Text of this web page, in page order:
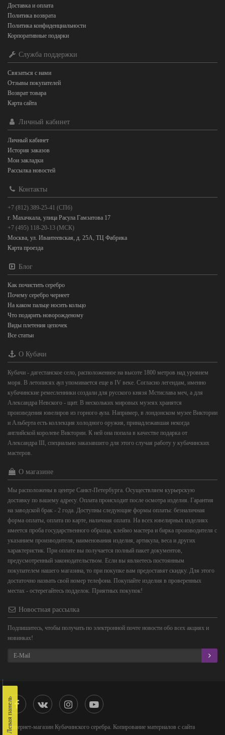
Доставка и оплата
Политика возврата
Политика конфиденциальности
Корпоративные подарки
Служба поддержки
Связаться с нами
Отзывы покупателей
Возврат товара
Карта сайта
Личный кабинет
Личный кабинет
История заказов
Мои закладки
Рассылка новостей
Контакты
+7 (812) 389-25-41 (СПб)
г. Махачкала, улица Расула Гамзатова 17
+7 (495) 118-20-13 (МСК)
Москва, ул. Ивантеевская, д. 25А, ТЦ Фабрика
Карта проезда
Блог
Как почистить серебро
Почему серебро чернеет
На каком пальце носить кольцо
Что подарить новорожденому
Виды плетения цепочек
Все статьи
О Кубачи
Кубачи - дагестанское село, расположенное на высоте 1800 метров над уровнем
моря. В летописях аул упоминается еще в IV веке. Согласно легендам, именно
кубачинские ремесленники создали для русского князя Мстислава меч, а для
Александра Невского - щит. В нескольких мировых музеях хранятся
произведения ювелиров из горного аула. Например, в лондонском музее Виктории
и Альберта есть коллекция холодного оружия, принадлежавшая некогда
английской королеве Виктории. К ней она попала в качестве подарка от
Александра III, специально заказавшего для этого случая работу у кубачинских
мастеров.
О магазине
Мы расположены в центре Санкт-Петербурга. Осуществляем курьерскую
доставку по вашему адресу. Оплата происходит после осмотра изделия. Гарантия
на заводской брак - 2 года. Доступны следующие формы оплаты: безналичная
форма оплаты, оплата по карте, наличная оплата. На всех ювелирных изделиях
имеется проба государственного образца, клеймо мастера и бирка производителя с
указанием производителя, наименования изделия, артикула, веса и других
характеристик. При оплате вы получается полный пакет документов,
предусмотренный законодательством. Если вы являетесь постоянным
покупателем нашего магазина, то при покупке вам предоставят скидку. Для этого
достаточно назвать свой номер телефона. Покупайте изделия в проверенных
местах - остерегайтесь подделок. Приятных покупок!
Новостная рассылка
Подпишитесь, чтобы получать по электронной почте новости обо всех акциях и
новинках!
Интернет-магазин Кубачинского серебра. Копирование материалов с сайта
Левая панель